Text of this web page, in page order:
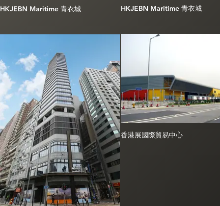
HKJEBN Maritime 青衣城 HKJEBN Maritime 青衣城
香港展國際貿易中心